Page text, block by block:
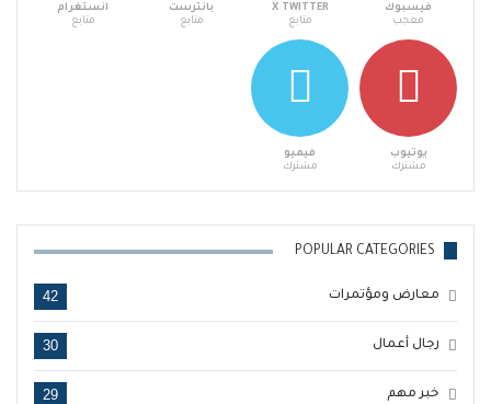
فيسبوك
معجب
X TWITTER
متابع
بانترست
متابع
انستغرام
متابع
يوتيوب
مشترك
فيميو
مشترك
POPULAR CATEGORIES
معارض ومؤتمرات 42
رجال أعمال 30
خبر مهم 29